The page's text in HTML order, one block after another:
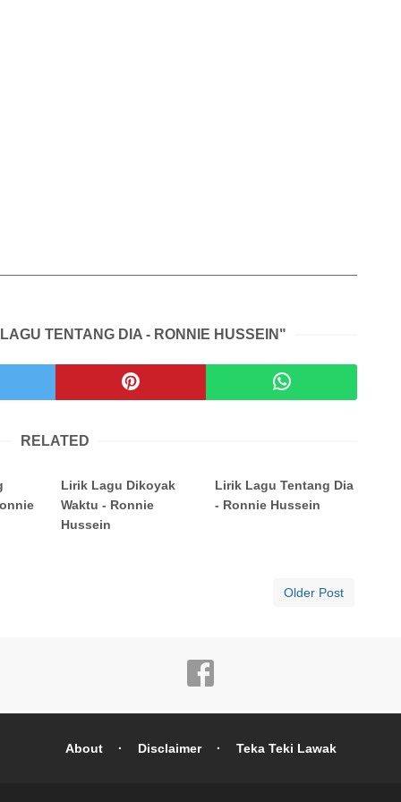
TENTANG DIA - RONNIE HUSSEIN"
RELATED
Lirik Lagu Dikoyak
Waktu - Ronnie
Hussein
Lirik Lagu Tentang Dia
- Ronnie Hussein
Older Post
About Disclaimer Teka Teki Lawak